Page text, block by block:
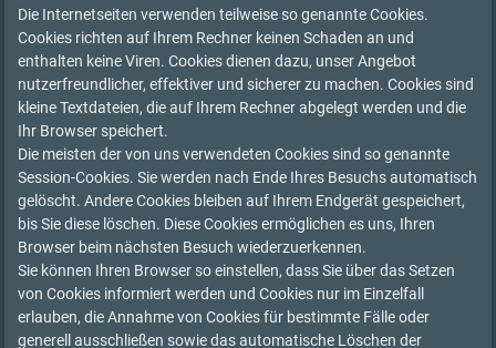
Die Internetseiten verwenden teilweise so genannte Cookies.
Cookies richten auf Ihrem Rechner keinen Schaden an und
enthalten keine Viren. Cookies dienen dazu, unser Angebot
nutzerfreundlicher, effektiver und sicherer zu machen. Cookies sind
kleine Textdateien, die auf Ihrem Rechner abgelegt werden und die
Ihr Browser speichert.
Die meisten der von uns verwendeten Cookies sind so genannte
Session-Cookies. Sie werden nach Ende Ihres Besuchs automatisch
gelöscht. Andere Cookies bleiben auf Ihrem Endgerät gespeichert,
bis Sie diese löschen. Diese Cookies ermöglichen es uns, Ihren
Browser beim nächsten Besuch wiederzuerkennen.
Sie können Ihren Browser so einstellen, dass Sie über das Setzen
von Cookies informiert werden und Cookies nur im Einzelfall
erlauben, die Annahme von Cookies für bestimmte Fälle oder
generell ausschließen sowie das automatische Löschen der